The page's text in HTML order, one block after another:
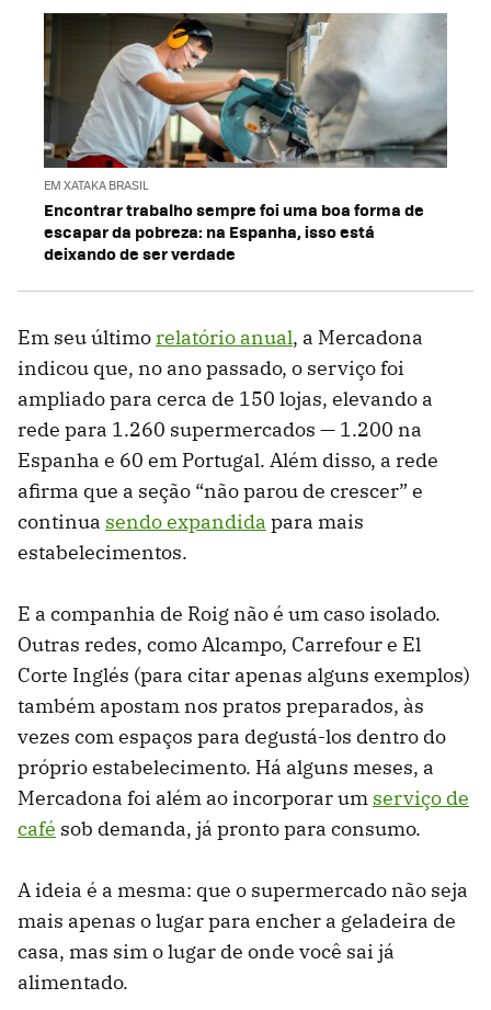
EM XATAKA BRASIL
Encontrar trabalho sempre foi uma boa forma de
escapar da pobreza: na Espanha, isso está
deixando de ser verdade
Em seu últimorelatório anual, a Mercadona
indicou que, no ano passado, o serviço foi
ampliado para cerca de 150 lojas, elevando a
rede para 1.260 supermercados — 1.200 na
Espanha e 60 em Portugal. Além disso, a rede
afirma que a seção “não parou de crescer” e
continua sendo expandida para mais
estabelecimentos.
E a companhia de Roig não é um caso isolado.
Outras redes, como Alcampo, Carrefour e El
Corte Inglés (para citar apenas alguns exemplos)
também apostam nos pratos preparados, às
vezes com espaços para degustá-los dentro do
próprio estabelecimento. Há alguns meses, a
Mercadona foi além ao incorporar um serviço de
café sob demanda, já pronto para consumo.
A ideia é a mesma: que o supermercado não seja
mais apenas o lugar para encher a geladeira de
casa, mas sim o lugar de onde você sai já
alimentado.